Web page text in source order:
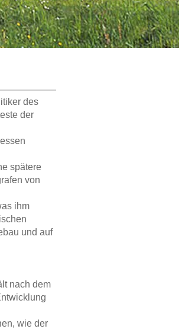
des
der
spätere
von
ihm
und auf
nach dem
wie der